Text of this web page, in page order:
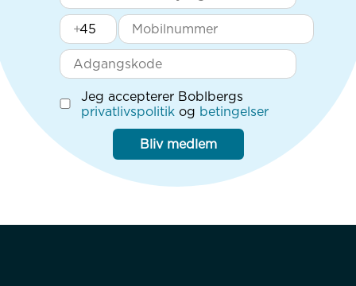
+
Jeg accepterer Boblbergs
privatlivspolitik og betingelser
Bliv medlem